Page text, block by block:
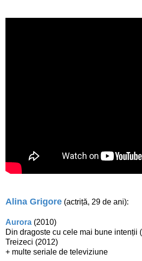
Alina Grigore (actriță, 29 de ani):
Aurora (2010)
Din dragoste cu cele mai bune intenții
Treizeci (2012)
+ multe seriale de televiziune